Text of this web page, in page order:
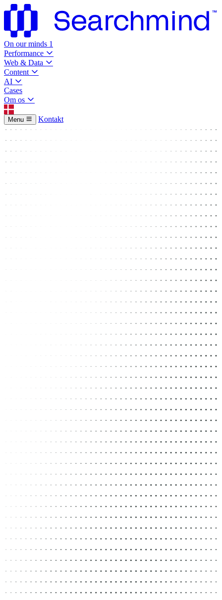
On our minds 1
Performance
Web & Data
Content
AI
Cases
Om os
Menu Kontakt